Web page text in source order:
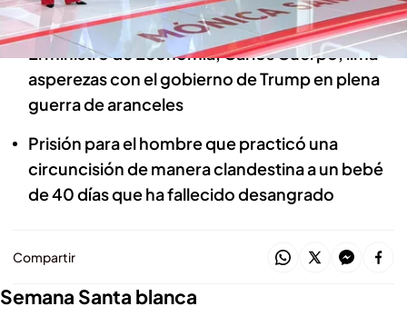
mucho frío
El ministro de Economía, Carlos Cuerpo, lima
asperezas con el gobierno de Trump en plena
guerra de aranceles
Prisión para el hombre que practicó una
circuncisión de manera clandestina a un bebé
de 40 días que ha fallecido desangrado
Compartir
Semana Santa blanca